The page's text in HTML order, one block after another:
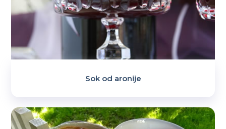
Sok od aronije